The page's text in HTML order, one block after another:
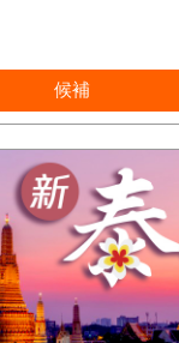
候補